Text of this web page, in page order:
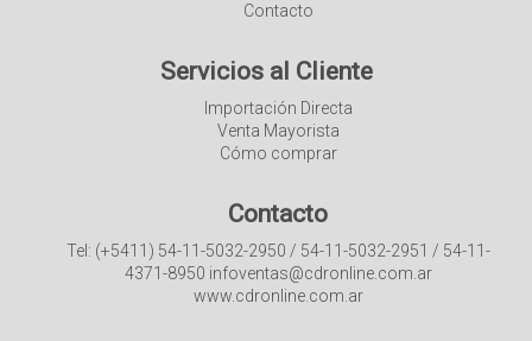
Contacto
Servicios al Cliente
Importación Directa
Venta Mayorista
Cómo comprar
Contacto
Tel: (+5411) 54-11-5032-2950 / 54-11-5032-2951 / 54-11-
4371-8950 infoventas@cdronline.com.ar
www.cdronline.com.ar